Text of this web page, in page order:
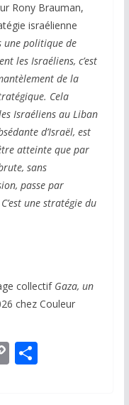
Rony Brauman,
israélienne
une politique de
les Israéliens, c’est
de la
Cela
Israéliens au Liban
d’Israël, est
atteinte que par
sans
passe par
une stratégie du
collectif Gaza, un
chez Couleur
C P